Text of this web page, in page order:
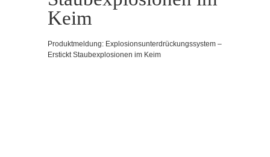
Keim
Produktmeldung: Explosionsunterdrückungssystem –
Erstickt Staubexplosionen im Keim